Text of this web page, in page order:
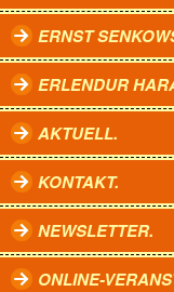
ERNST
ERLENDUR
AKTUELL.
KONTAKT.
NEWSLETTER.
ONLINE-